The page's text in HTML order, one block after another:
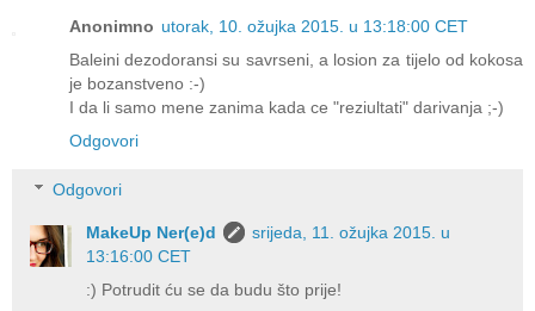
Anonimno utorak, 10. ožujka 2015. u 13:18:00 CET
Baleini dezodoransi su savrseni, a losion za tijelo od kokosa
je bozanstveno :-)
I da li samo mene zanima kada ce "reziultati" darivanja ;-)
Odgovori
Odgovori
MakeUp Ner(e)d
srijeda, 11. ožujka 2015. u
13:16:00 CET
:) Potrudit ću se da budu što prije!